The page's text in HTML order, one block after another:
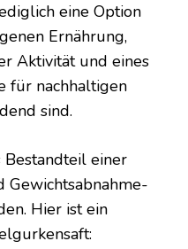
FÜR
DAS
REZEPT
DANKBAR
eine Option
Ernährung,
Aktivität und eines
für nachhaltigen
sind.
einer
Gewichtsabnahme-
Hier ist ein